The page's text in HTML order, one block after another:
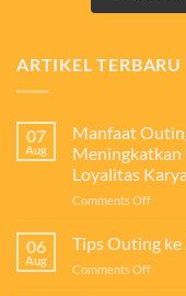
ARTIKEL TERBARU
07
Aug
Manfaat
Meningkatkan
Loyalitas
Comments Offon
Outing
bagi
06
Aug
Tips Outing ke
Comments Offon